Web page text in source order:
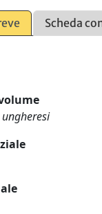
Scheda